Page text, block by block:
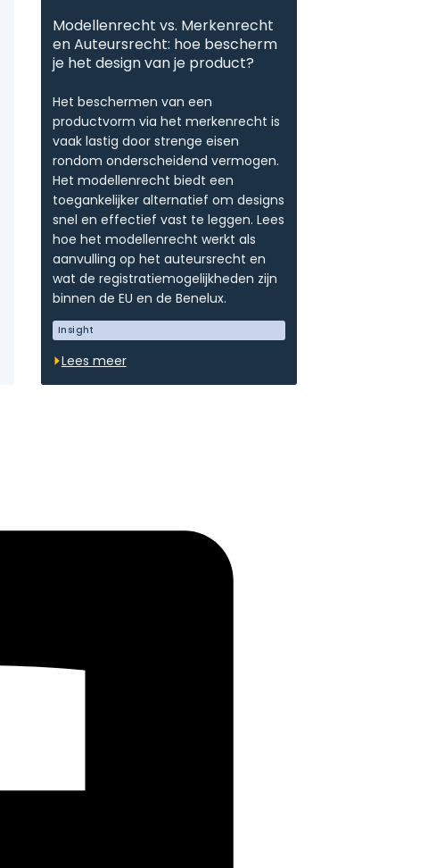
Modellenrecht vs. Merkenrecht
en Auteursrecht: hoe bescherm
je het design van je product?
Het beschermen van een
productvorm via het merkenrecht is
vaak lastig door strenge eisen
rondom onderscheidend vermogen.
Het modellenrecht biedt een
toegankelijker alternatief om designs
snel en effectief vast te leggen. Lees
hoe het modellenrecht werkt als
aanvulling op het auteursrecht en
wat de registratiemogelijkheden zijn
binnen de EU en de Benelux.
Insight
Lees meer